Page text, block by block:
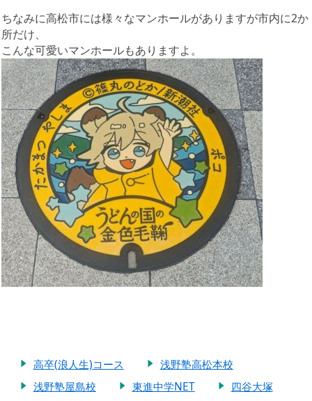
ちなみに高松市には様々なマンホールがありますが市内に2か
所だけ、
こんな可愛いマンホールもありますよ。
高卒(浪人生)コース
浅野塾高松本校
浅野塾屋島校
東進中学NET 四谷大塚